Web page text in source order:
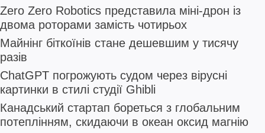
Zero Zero Robotics представила міні-дрон із
двома роторами замість чотирьох
Майнінг біткоїнів стане дешевшим у тисячу
разів
ChatGPT погрожують судом через вірусні
картинки в стилі студії Ghibli
Канадський стартап бореться з глобальним
потеплінням, скидаючи в океан оксид магнію